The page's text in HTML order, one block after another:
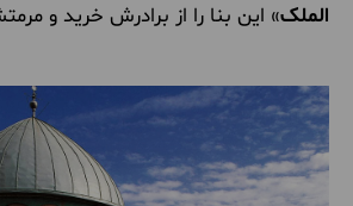
الملک» این بنا را از برادرش خرید و